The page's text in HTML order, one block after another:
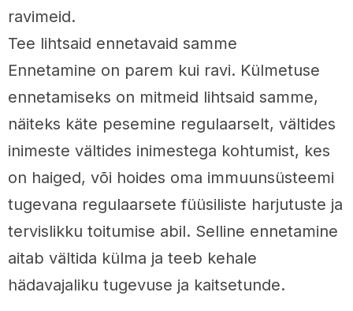
ravimeid.
Tee lihtsaid ennetavaid samme
Ennetamine on parem kui ravi. Külmetuse
ennetamiseks on mitmeid lihtsaid samme,
näiteks käte pesemine regulaarselt, vältides
inimeste vältides inimestega kohtumist, kes
on haiged, või hoides oma immuunsüsteemi
tugevana regulaarsete füüsiliste harjutuste ja
tervislikku toitumise abil. Selline ennetamine
aitab vältida külma ja teeb kehale
hädavajaliku tugevuse ja kaitsetunde.